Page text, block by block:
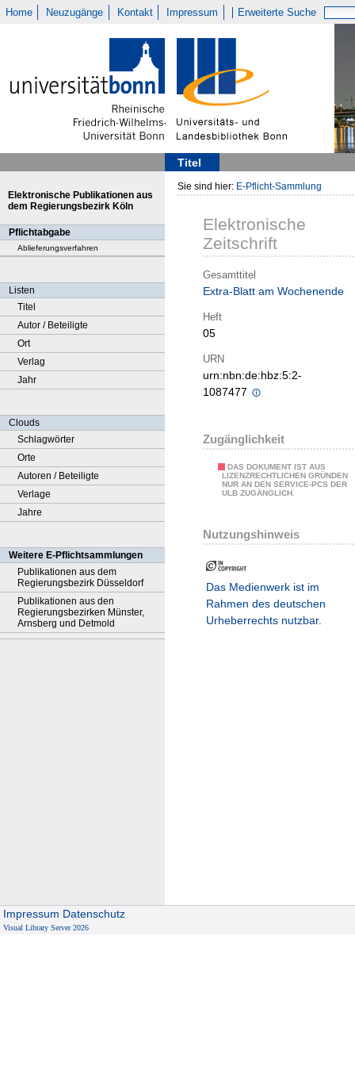
Home Neuzugänge Kontakt Impressum Erweiterte Suche
Titel
Elektronische Publikationen aus
dem Regierungsbezirk Köln
Pflichtabgabe
Ablieferungsverfahren
Listen
Titel
Autor / Beteiligte
Ort
Verlag
Jahr
Clouds
Schlagwörter
Orte
Autoren / Beteiligte
Verlage
Jahre
Weitere E-Pflichtsammlungen
Publikationen aus dem
Regierungsbezirk Düsseldorf
Publikationen aus den
Regierungsbezirken Münster,
Arnsberg und Detmold
Sie sind hier: E-Pflicht-Sammlung
Elektronische
Zeitschrift
Gesamttitel
Extra-Blatt am Wochenende
Heft
05
URN
urn:nbn:de:hbz:5:2-
1087477
Zugänglichkeit
DAS DOKUMENT IST AUS
LIZENZRECHTLICHEN GRÜNDEN
NUR AN DEN SERVICE-PCS DER
ULB ZUGÄNGLICH.
Nutzungshinweis
Das Medienwerk ist im
Rahmen des deutschen
Urheberrechts nutzbar.
Impressum Datenschutz
Visual Library Server 2026